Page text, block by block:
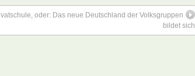
oder: Das neue Deutschland der Volksgruppen
bildet sich